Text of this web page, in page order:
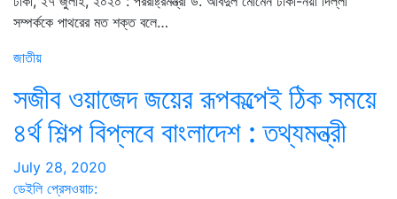
সম্পর্ককে পাথরের মত শক্ত বলে…
জাতীয়
সজীব ওয়াজেদ জয়ের রূপকল্পেই ঠিক সময়ে
৪র্থ শিল্প বিপ্লবে বাংলাদেশ : তথ্যমন্ত্রী
July 28, 2020
ডেইলি প্রেসওয়াচ: